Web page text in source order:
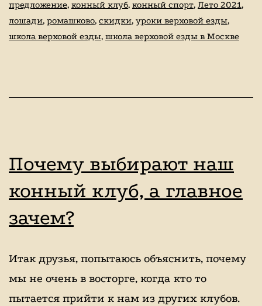
покататься
предложение, конный клуб, конный спорт, Лето 2021,
лошади, ромашково, скидки, уроки верховой езды,
школа верховой езды, школа верховой езды в Москве
Почему выбирают наш
конный клуб, а главное
зачем?
Итак друзья, попытаюсь объяснить, почему
мы не очень в восторге, когда кто то
пытается прийти к нам из других клубов.